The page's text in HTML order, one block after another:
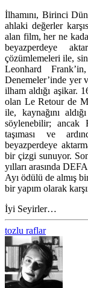
İlhamını, Birinci
ahlaki değerler
alan film, her ne
beyazperdeye
çözümlemeleri ile,
Leonhard
Denemeler’inde yer
ilham aldığı aşikar.
olan Le Retour de
ile, kaynağını
söylenebilir; ancak
taşıması ve
beyazperdeye
bir çizgi sunuyor.
yılları arasında
Ayı ödülü de almış
bir yapım olarak
İyi Seyirler…
tozlu raflar